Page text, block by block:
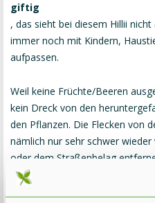
giftig
, das sieht bei diesem Hillii
immer noch mit Kindern,
aufpassen.
Weil keine Früchte/Beeren
kein Dreck von den
den Pflanzen. Die Flecken von
nämlich nur sehr schwer
oder dem Straßenbelag
damit garantiert keine Probleme.